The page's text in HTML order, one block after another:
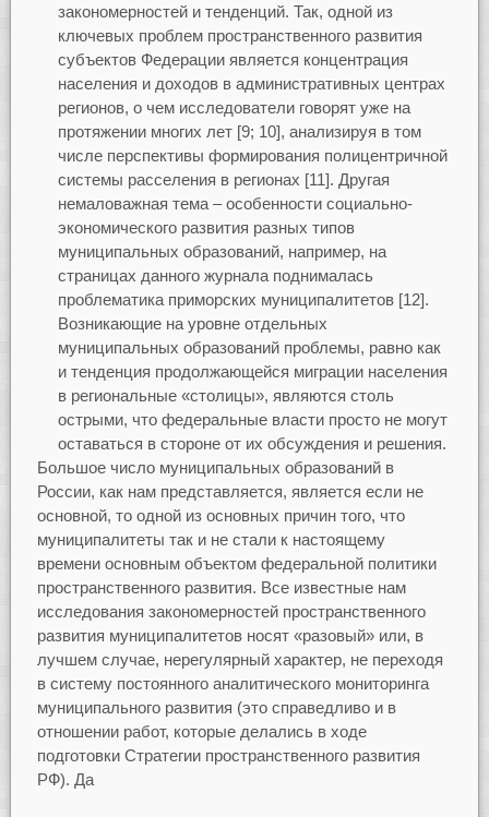
закономерностей и тенденций. Так, одной из
ключевых проблем пространственного развития
субъектов Федерации является концентрация
населения и доходов в административных центрах
регионов, о чем исследователи говорят уже на
протяжении многих лет [9; 10], анализируя в том
числе перспективы формирования полицентричной
системы расселения в регионах [11]. Другая
немаловажная тема – особенности социально-
экономического развития разных типов
муниципальных образований, например, на
страницах данного журнала поднималась
проблематика приморских муниципалитетов [12].
Возникающие на уровне отдельных
муниципальных образований проблемы, равно как
и тенденция продолжающейся миграции населения
в региональные «столицы», являются столь
острыми, что федеральные власти просто не могут
оставаться в стороне от их обсуждения и решения.
Большое число муниципальных образований в
России, как нам представляется, является если не
основной, то одной из основных причин того, что
муниципалитеты так и не стали к настоящему
времени основным объектом федеральной политики
пространственного развития. Все известные нам
исследования закономерностей пространственного
развития муниципалитетов носят «разовый» или, в
лучшем случае, нерегулярный характер, не переходя
в систему постоянного аналитического мониторинга
муниципального развития (это справедливо и в
отношении работ, которые делались в ходе
подготовки Стратегии пространственного развития
РФ). Да